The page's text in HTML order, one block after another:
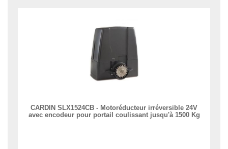
CARDIN SLX1524CB - Motoréducteur irréversible 24V
avec encodeur pour portail coulissant jusqu'à 1500 Kg